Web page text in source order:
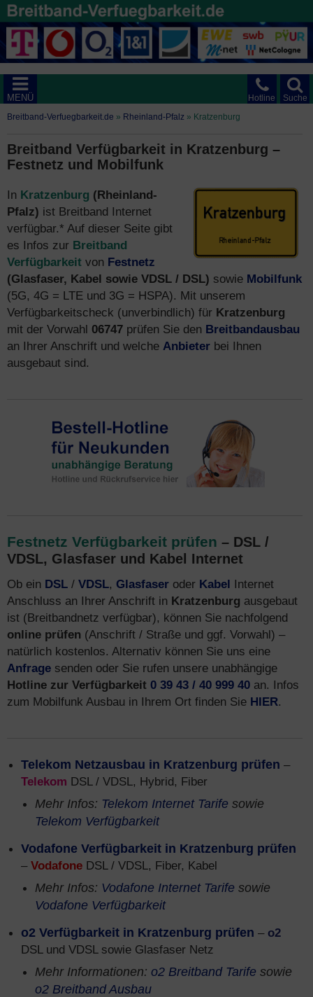
Suche
Hotline
MENÜ
Breitband-Verfuegbarkeit.de » Rheinland-Pfalz » Kratzenburg
Breitband Verfügbarkeit in Kratzenburg –
Festnetz und Mobilfunk
In Kratzenburg (Rheinland-
Pfalz) ist Breitband Internet
verfügbar.* Auf dieser Seite gibt
es Infos zur Breitband
Verfügbarkeit von Festnetz
(Glasfaser, Kabel sowie VDSL / DSL) sowie Mobilfunk
(5G, 4G = LTE und 3G = HSPA). Mit unserem
Verfügbarkeitscheck (unverbindlich) für Kratzenburg
mit der Vorwahl 06747 prüfen Sie den Breitbandausbau
an Ihrer Anschrift und welche Anbieter bei Ihnen
ausgebaut sind.
Festnetz Verfügbarkeit prüfen – DSL /
VDSL, Glasfaser und Kabel Internet
Ob ein DSL / VDSL, Glasfaser oder Kabel Internet
Anschluss an Ihrer Anschrift in Kratzenburg ausgebaut
ist (Breitbandnetz verfügbar), können Sie nachfolgend
online prüfen (Anschrift / Straße und ggf. Vorwahl) –
natürlich kostenlos. Alternativ können Sie uns eine
Anfrage senden oder Sie rufen unsere unabhängige
Hotline zur Verfügbarkeit 0 39 43 / 40 999 40 an. Infos
zum Mobilfunk Ausbau in Ihrem Ort finden Sie HIER.
Telekom Netzausbau in Kratzenburg prüfen –
Telekom DSL / VDSL, Hybrid, Fiber
Mehr Infos: Telekom Internet Tarife sowie
Telekom Verfügbarkeit
Vodafone Verfügbarkeit in Kratzenburg prüfen
– Vodafone DSL / VDSL, Fiber, Kabel
Mehr Infos: Vodafone Internet Tarife sowie
Vodafone Verfügbarkeit
o2 Verfügbarkeit in Kratzenburg prüfen – o2
DSL und VDSL sowie Glasfaser Netz
Mehr Informationen: o2 Breitband Tarife sowie
o2 Breitband Ausbau